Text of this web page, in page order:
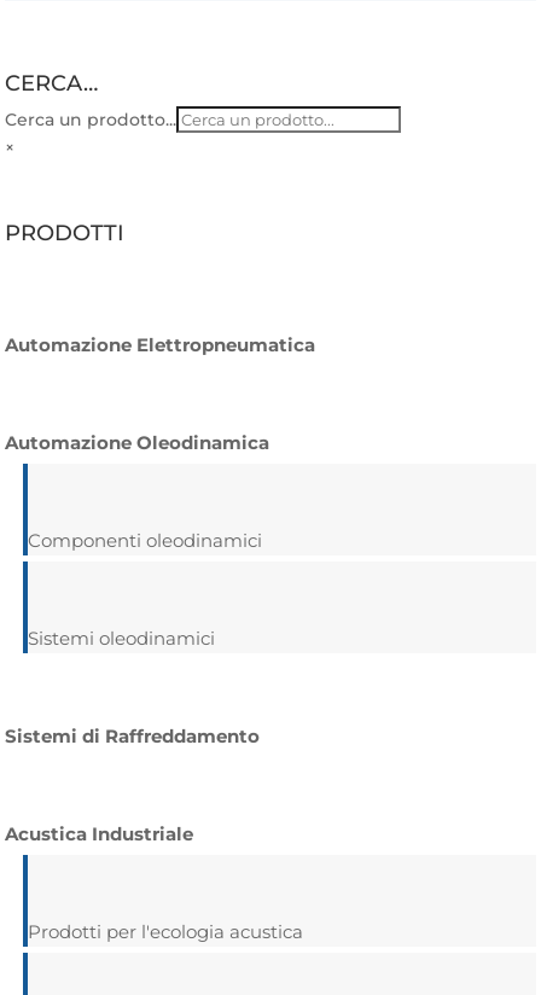
CERCA…
Cerca un prodotto...
×
PRODOTTI
Automazione Elettropneumatica
Automazione Oleodinamica
Componenti oleodinamici
Sistemi oleodinamici
Sistemi di Raffreddamento
Acustica Industriale
Prodotti per l'ecologia acustica